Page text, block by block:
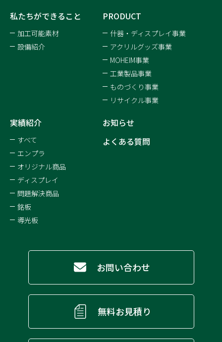
私たちができること
加工可能素材
設備紹介
PRODUCT
什器・ディスプレイ事業
アクリルグッズ事業
MOHEIM事業
工業製品事業
ものづくり事業
リサイクル事業
実績紹介
すべて
エンプラ
オリジナル商品
ディスプレイ
問題解決商品
銘板
導光板
お知らせ
よくある質問
お問い合わせ
無料お見積り